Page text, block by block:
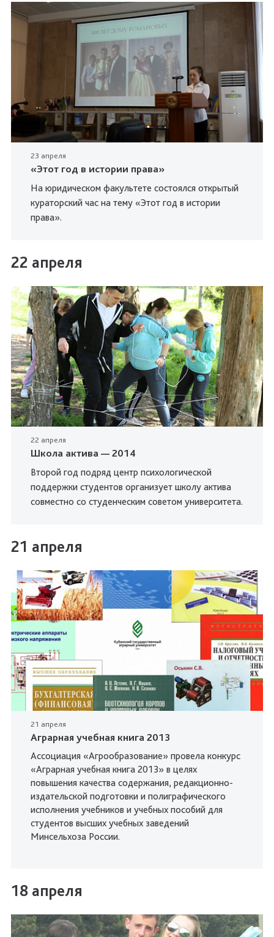
23 апреля
«Этот год в истории права»
На юридическом факультете состоялся открытый
кураторский час на тему «Этот год в истории
права».
22 апреля
22 апреля
Школа актива — 2014
Второй год подряд центр психологической
поддержки студентов организует школу актива
совместно со студенческим советом университета.
21 апреля
21 апреля
Аграрная учебная книга 2013
Ассоциация «Агрообразование» провела конкурс
«Аграрная учебная книга 2013» в целях
повышения качества содержания, редакционно-
издательской подготовки и полиграфического
исполнения учебников и учебных пособий для
студентов высших учебных заведений
Минсельхоза России.
18 апреля